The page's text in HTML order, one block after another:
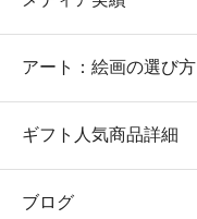
アート：絵画の選び方
ギフト人気商品詳細
ブログ